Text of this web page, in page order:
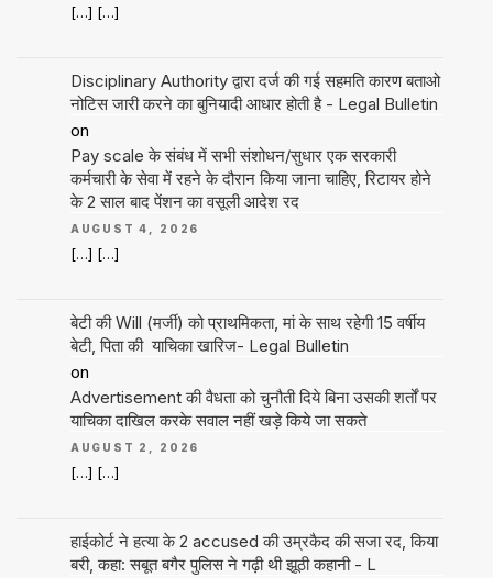
[…] […]
Disciplinary Authority द्वारा दर्ज की गई सहमति कारण बताओ
नोटिस जारी करने का बुनियादी आधार होती है - Legal Bulletin
on
Pay scale के संबंध में सभी संशोधन/सुधार एक सरकारी
कर्मचारी के सेवा में रहने के दौरान किया जाना चाहिए, रिटायर होने
के 2 साल बाद पेंशन का वसूली आदेश रद
AUGUST 4, 2026
[…] […]
बेटी की Will (मर्जी) को प्राथमिकता, मां के साथ रहेगी 15 वर्षीय
बेटी, पिता की याचिका खारिज- Legal Bulletin
on
Advertisement की वैधता को चुनौती दिये बिना उसकी शर्तों पर
याचिका दाखिल करके सवाल नहीं खड़े किये जा सकते
AUGUST 2, 2026
[…] […]
हाईकोर्ट ने हत्या के 2 accused की उम्रकैद की सजा रद, किया
बरी, कहा: सबूत बगैर पुलिस ने गढ़ी थी झूठी कहानी - L